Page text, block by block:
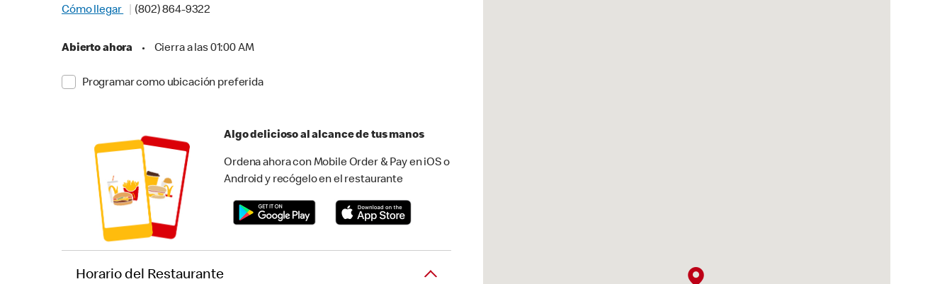
Cómo llegar
(802) 864-9322
Abierto ahora • Cierra a las 01:00 AM
Programar como ubicación preferida
Algo delicioso al alcance de tus manos
Ordena ahora con Mobile Order & Pay en iOS o
Android y recógelo en el restaurante
Horario del Restaurante